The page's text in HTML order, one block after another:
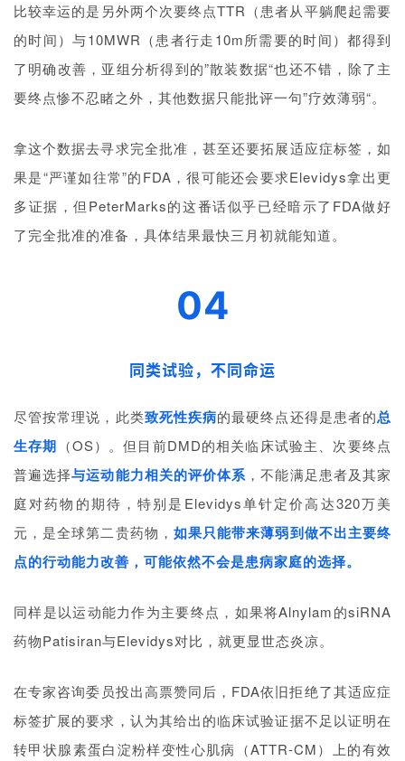
联
系
我
比较幸运的是另外两个次要终点TTR（患者从平躺爬起需要
的时间）与10MWR（患者行走10m所需要的时间）都得到
了明确改善，亚组分析得到的”散装数据“也还不错，除了主
要终点惨不忍睹之外，其他数据只能批评一句”疗效薄弱“。
拿这个数据去寻求完全批准，甚至还要拓展适应症标签，如
果是“严谨如往常”的FDA，很可能还会要求Elevidys拿出更
多证据，但PeterMarks的这番话似乎已经暗示了FDA做好
了完全批准的准备，具体结果最快三月初就能知道。
04
同类试验，不同命运
尽管按常理说，此类致死性疾病的最硬终点还得是患者的总
生存期 （OS）。但目前DMD的相关临床试验主、次要终点
普遍选择与运动能力相关的评价体系 ，不能满足患者及其家
庭对药物的期待，特别是Elevidys单针定价高达320万美
元，是全球第二贵药物， 如果只能带来薄弱到做不出主要终
点的行动能力改善，可能依然不会是患病家庭的选择。
同样是以运动能力作为主要终点，如果将Alnylam的siRNA
药物Patisiran与Elevidys对比，就更显世态炎凉。
在专家咨询委员投出高票赞同后，FDA依旧拒绝了其适应症
标签扩展的要求，认为其给出的临床试验证据不足以证明在
转甲状腺素蛋白淀粉样变性心肌病（ATTR-CM）上的有效